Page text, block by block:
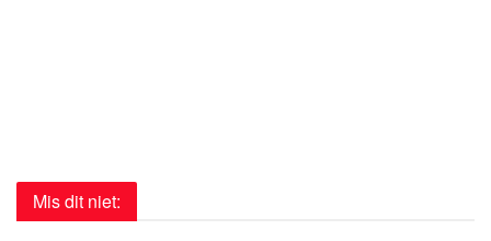
Mis dit niet: